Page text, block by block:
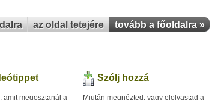
az oldal tetejére tovább a főoldalra »
amit megosztanál a
Szólj hozzá
Miután megnézted, vagy elolvastad a